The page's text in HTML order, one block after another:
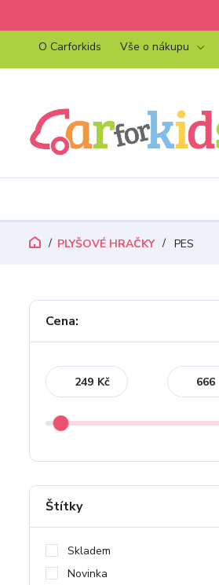
O Carforkids Vše o nákupu
PLYŠOVÉ HRAČKY PES
Cena:
Kč
Štítky
Skladem
Novinka